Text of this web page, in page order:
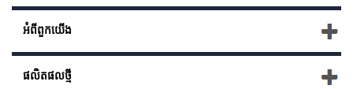
អំពីពួកយើង
ផលិតផល​ថ្មី